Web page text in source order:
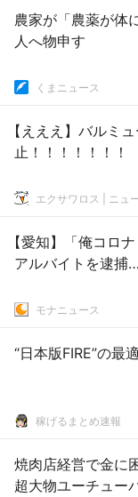
農家が「農薬が体
人へ物申す
くまニュース
【えええ】バルミ
止！！！！！！！
エクサワロス | ニュ
【愛知】「俺コロ
アルバイトを逮捕
モナニュース
“日本版FIRE”の最
稼げるまとめ速報
焼肉店経営で金に
超大物ユーチュー